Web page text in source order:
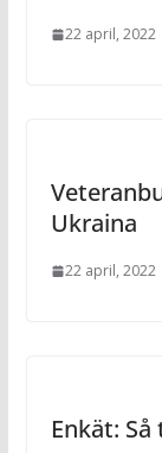
22 april, 2022
Ukraina
22 april, 2022
Enkät: